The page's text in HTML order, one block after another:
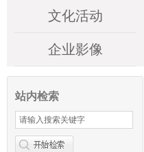
文化活动
企业影像
站内检索